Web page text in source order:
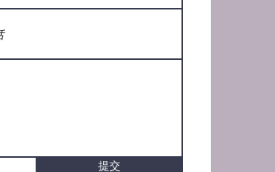
提交